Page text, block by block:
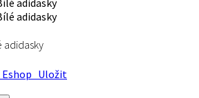
adidasky
Uložit